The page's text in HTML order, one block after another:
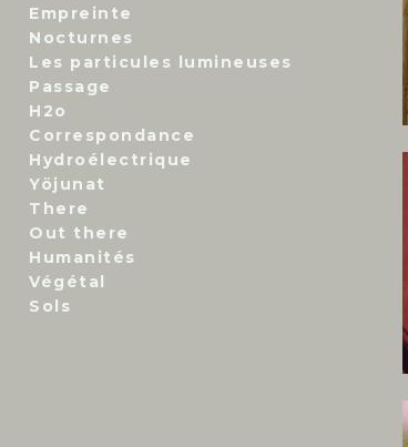
Empreinte
Nocturnes
Les particules lumineuses
Passage
H2o
Correspondance
Hydroélectrique
Yöjunat
There
Out there
Humanités
Végétal
Sols